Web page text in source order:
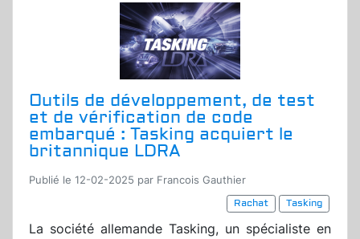
Outils de développement, de test
et de vérification de code
embarqué : Tasking acquiert le
britannique LDRA
Publié le 12-02-2025 par Francois Gauthier
Rachat
Tasking
La société allemande Tasking, un spécialiste en